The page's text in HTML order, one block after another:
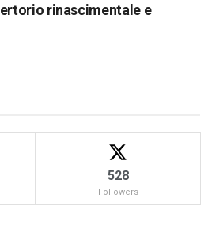
rinascimentale e
528
Followers